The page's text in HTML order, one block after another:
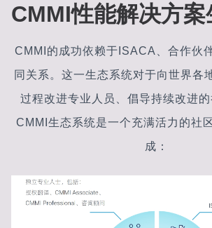
CMMI性能解决方
CMMI的成功依赖于ISACA、合作伙
同关系。这一生态系统对于向世界各
过程改进专业人员、倡导持续改进的
CMMI生态系统是一个充满活力的社
成：